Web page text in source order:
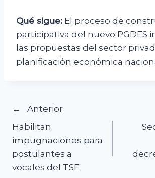
Qué sigue: El proceso de
participativa del nuevo PGDES
las propuestas del sector
planificación económica
Navegación
de
entradas
Anterior
Habilitan
impugnaciones para
postulantes a
vocales del TSE